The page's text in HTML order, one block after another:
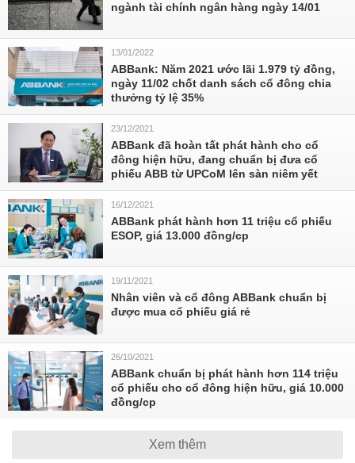
ngành tài chính ngân hàng ngày 14/01
13/01/2022
ABBank: Năm 2021 ước lãi 1.979 tỷ đồng,
ngày 11/02 chốt danh sách cổ đông chia
thưởng tỷ lệ 35%
23/12/2021
ABBank đã hoàn tất phát hành cho cổ
đông hiện hữu, đang chuẩn bị đưa cổ
phiếu ABB từ UPCoM lên sàn niêm yết
16/12/2021
ABBank phát hành hơn 11 triệu cổ phiếu
ESOP, giá 13.000 đồng/cp
19/11/2021
Nhân viên và cổ đông ABBank chuẩn bị
được mua cổ phiếu giá rẻ
26/10/2021
ABBank chuẩn bị phát hành hơn 114 triệu
cổ phiếu cho cổ đông hiện hữu, giá 10.000
đồng/cp
Xem thêm